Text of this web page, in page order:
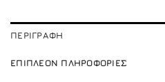
ΠΕΡΙΓΡΑΦΉ
ΕΠΙΠΛΈΟΝ ΠΛΗΡΟΦΟΡΊΕΣ